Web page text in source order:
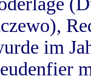
im